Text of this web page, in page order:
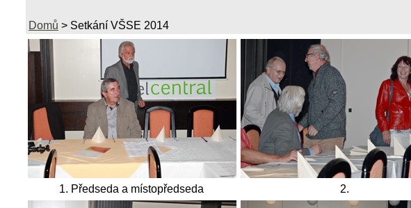
Domů > Setkání VŠSE 2014
1. Předseda a místopředseda 2.